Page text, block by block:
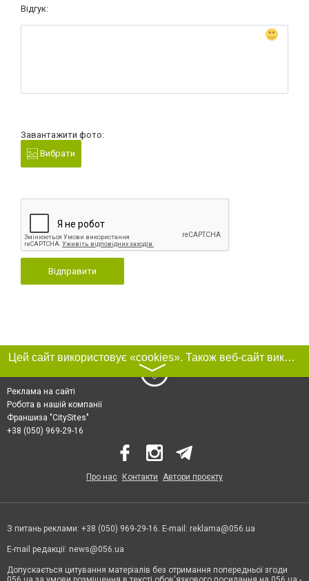
Відгук:
Завантажити фото:
Вибрати
Відправити
Цей сайт використовує «cookies». Також веб-сайт використовує інтернет-сервіс для збору технічних даних стосовно відвідувачів з метою отримання маркетингової та статистичної інформації. Умови обробки даних відвідувачів сайту див.
〉
Реклама на сайті
Робота в нашій компанії
Франшиза "CitySites"
+38 (050) 969-29-16
Про нас Контакти Автори проєкту
З питань реклами: +38 (050) 969-29-16. E-mail: reklama@056.ua
E-mail редакції: news@056.ua
Допускається цитування матеріалів без отримання попередньої згоди